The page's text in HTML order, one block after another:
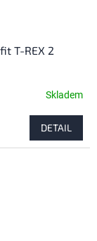
T-REX 2
Skladem
DETAIL